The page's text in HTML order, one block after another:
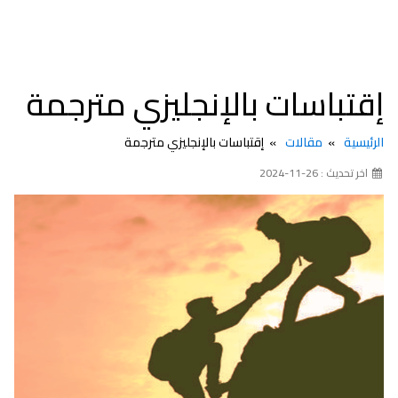
إقتباسات بالإنجليزي مترجمة
الرئيسية مقالات إقتباسات بالإنجليزي مترجمة
اخر تحديث : 26-11-2024